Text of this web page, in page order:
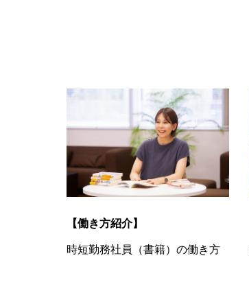
【働き方紹介】
時短勤務社員（書籍）の働き方